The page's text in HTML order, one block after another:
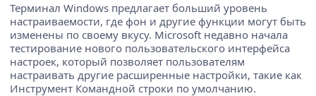
Терминал Windows предлагает больший уровень
настраиваемости, где фон и другие функции могут быть
изменены по своему вкусу. Microsoft недавно начала
тестирование нового пользовательского интерфейса
настроек, который позволяет пользователям
настраивать другие расширенные настройки, такие как
Инструмент Командной строки по умолчанию.